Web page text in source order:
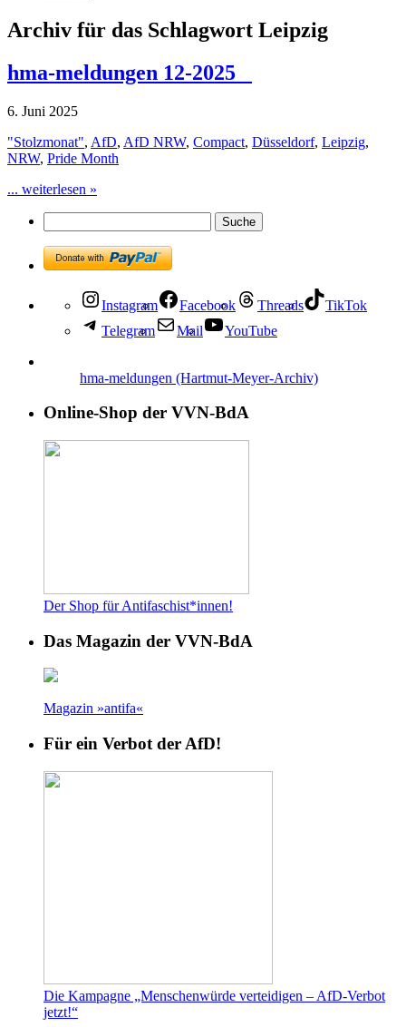
Archiv für das Schlagwort Leipzig
hma-meldungen 12-2025
6. Juni 2025
"Stolzmonat", AfD, AfD NRW, Compact, Düsseldorf, Leipzig,
NRW, Pride Month
... weiterlesen »
Instagram Facebook Threads
TikTok
Telegram
Mail YouTube
hma-meldungen (Hartmut-Meyer-Archiv)
Online-Shop der VVN-BdA
Der Shop für Antifaschist*innen!
Das Magazin der VVN-BdA
Magazin »antifa«
Für ein Verbot der AfD!
Die Kampagne „Menschenwürde verteidigen – AfD-Verbot
jetzt!“